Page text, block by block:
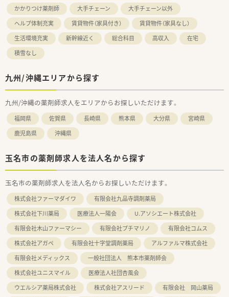
かかりつけ薬剤師
大手チェーン
大手チェーン以外
ヘルプ体制充実
賃貸物件（家具付き）
賃貸物件（家具なし）
生活環境充実
新幹線近く 総合科目 高収入
在宅
積雪なし
九州/沖縄エリアから探す
九州/沖縄の薬剤師求人をエリアからお探しいただけます。
福岡県 佐賀県 長崎県 熊本県 大分県
宮崎県
鹿児島県
沖縄県
玉名市の薬剤師求人を法人名から探す
玉名市の薬剤師求人を法人名からお探しいただけます。
株式会社ファーマダイワ
有限会社九品寺調剤薬局
株式会社下川薬局
医療法人一陽会
U.アソシエート株式会社
有限会社木山ファーマシー
有限会社プチマリノ
有限会社コムス
株式会社アガペ
有限会社十字堂調剤薬局
アルファルマ株式会社
有限会社メディックス
一般社団法人 熊本市薬剤師会
株式会社ユニスマイル
医療法人社団杏風会
ウエルシア薬局株式会社
株式会社アスリード
有限会社 岡山薬局